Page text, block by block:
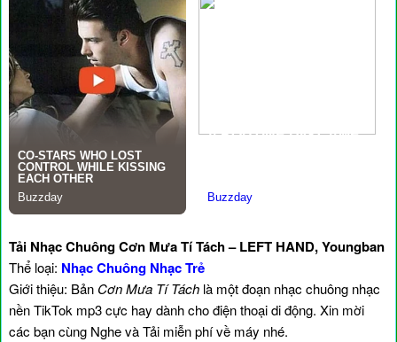
Tải Nhạc Chuông Cơn Mưa Tí Tách – LEFT HAND, Youngban
Thể loại: Nhạc Chuông Nhạc Trẻ
Giới thiệu: Bản Cơn Mưa Tí Tách là một đoạn nhạc chuông nhạc
nền TikTok mp3 cực hay dành cho điện thoại di động. Xin mời
các bạn cùng Nghe và Tải miễn phí về máy nhé.